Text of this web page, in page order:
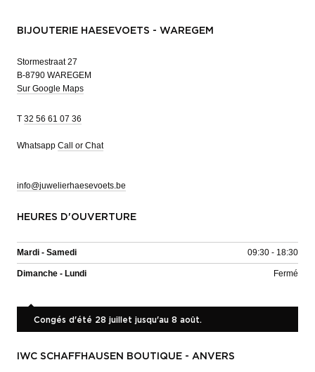
BIJOUTERIE HAESEVOETS - WAREGEM
Stormestraat 27
B-8790 WAREGEM
Sur Google Maps
T 32 56 61 07 36
Whatsapp Call or Chat
info@juwelierhaesevoets.be
HEURES D'OUVERTURE
Mardi - Samedi 09:30 - 18:30
Dimanche - Lundi Fermé
Congés d'été 28 juillet jusqu'au 8 août.
IWC SCHAFFHAUSEN BOUTIQUE - ANVERS